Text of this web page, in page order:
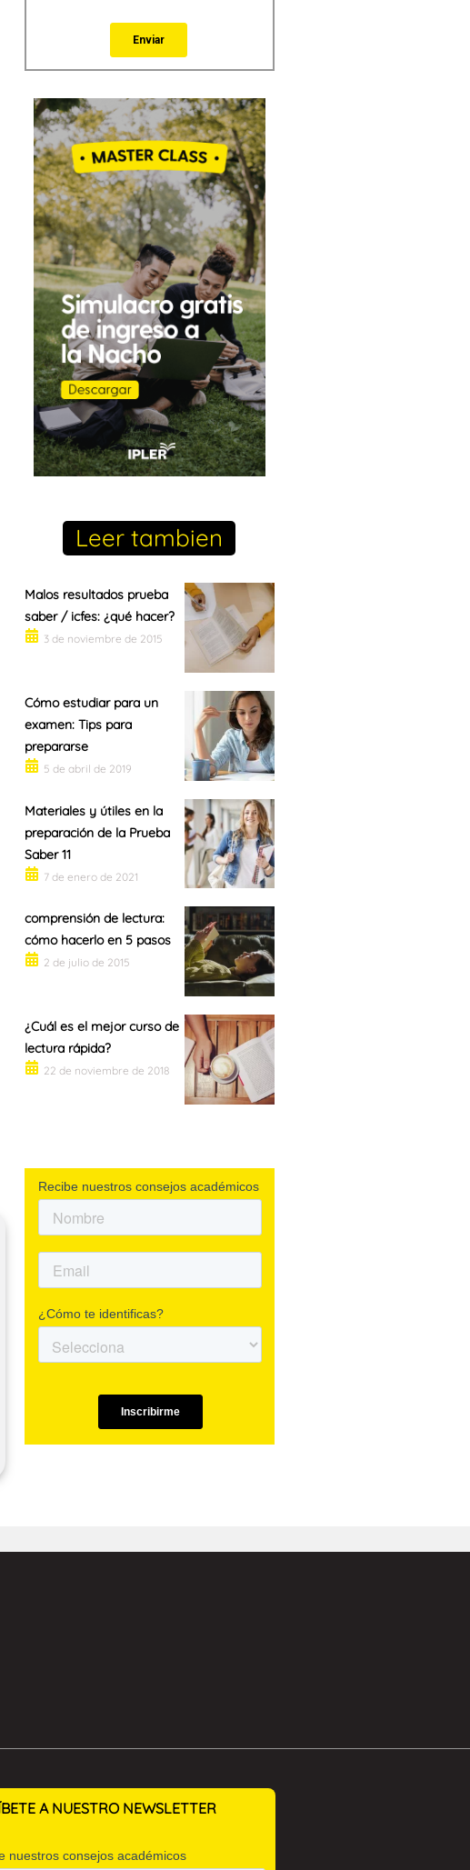
Leer tambien
Malos resultados prueba
saber / icfes: ¿qué hacer?
3 de noviembre de 2015
Cómo estudiar para un
examen: Tips para
prepararse
5 de abril de 2019
Materiales y útiles en la
preparación de la Prueba
Saber 11
7 de enero de 2021
comprensión de lectura:
cómo hacerlo en 5 pasos
2 de julio de 2015
¿Cuál es el mejor curso de
lectura rápida?
22 de noviembre de 2018
A NUESTRO NEWSLETTER